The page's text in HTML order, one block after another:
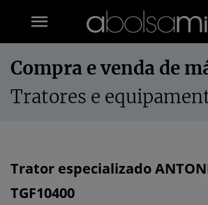
Compra e venda de
Tratores e
Trator especializado
TGF10400